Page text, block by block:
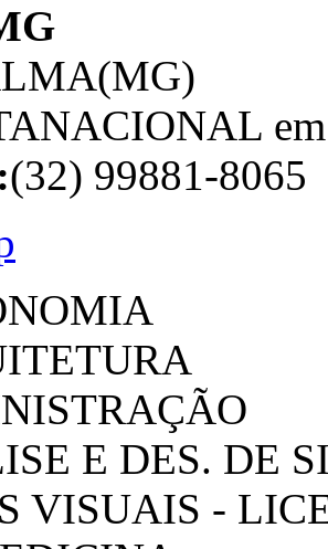
(32) 99881-8065
E DES. DE
VISUAIS -